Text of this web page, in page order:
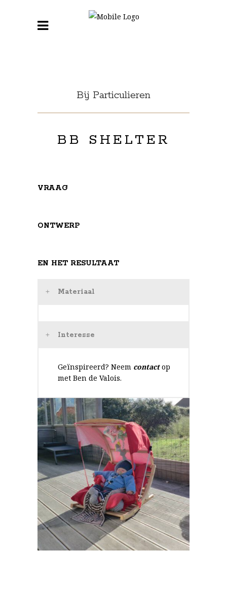
Bij Particulieren
BB SHELTER
VRAAG
ONTWERP
EN HET RESULTAAT
Materiaal
Interesse
Geïnspireerd? Neem contactop
met Ben de Valois.